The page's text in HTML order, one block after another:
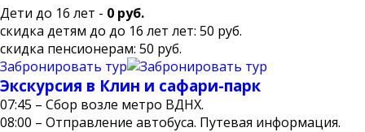
Дети до 16 лет - 0 руб.
скидка детям до до 16 лет лет: 50 руб.
скидка пенсионерам: 50 руб.
Забронировать тур
Экскурсия в Клин и сафари-парк
07:45 – Сбор возле метро ВДНХ.
08:00 – Отправление автобуса. Путевая информация.